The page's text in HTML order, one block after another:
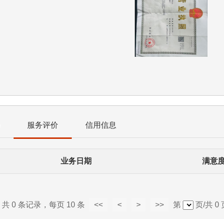
服务评价 信用信息
业务日期 满意
共 0 条记录，每页 10 条 << < > >> 第 页/共 0